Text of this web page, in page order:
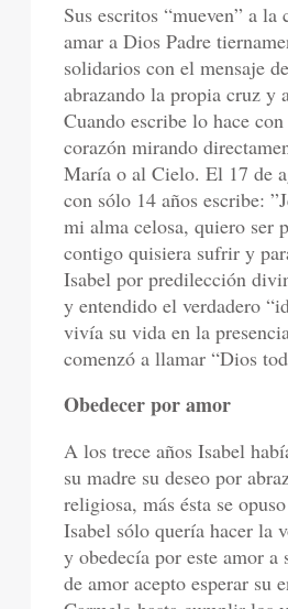
Sus escritos “mueven” a la
amar a Dios Padre
solidarios con el mensaje
abrazando la propia cruz y
Cuando escribe lo hace
corazón mirando
María o al Cielo. El 17 de
con sólo 14 años escribe:
mi alma celosa, quiero ser
contigo quisiera sufrir y
Isabel por predilección
y entendido el verdadero
vivía su vida en la
comenzó a llamar “Dios
Obedecer por amor
A los trece años Isabel
su madre su deseo por
religiosa, más ésta se
Isabel sólo quería hacer la
y obedecía por este amor a
de amor acepto esperar su